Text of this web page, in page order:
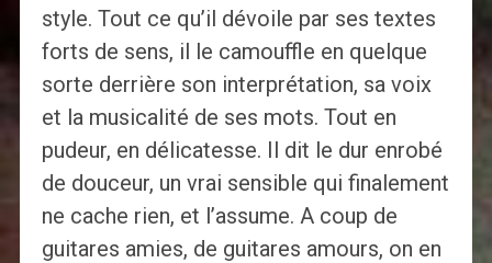
style. Tout ce qu’il dévoile par ses textes
forts de sens, il le camouffle en quelque
sorte derrière son interprétation, sa voix
et la musicalité de ses mots. Tout en
pudeur, en délicatesse. Il dit le dur enrobé
de douceur, un vrai sensible qui finalement
ne cache rien, et l’assume. A coup de
guitares amies, de guitares amours, on en